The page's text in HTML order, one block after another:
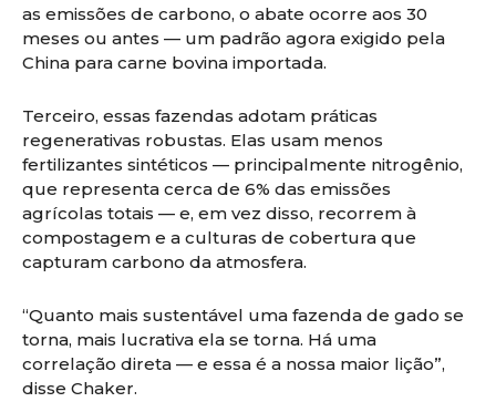
as emissões de carbono, o abate ocorre aos 30
meses ou antes — um padrão agora exigido pela
China para carne bovina importada.
Terceiro, essas fazendas adotam práticas
regenerativas robustas. Elas usam menos
fertilizantes sintéticos — principalmente nitrogênio,
que representa cerca de 6% das emissões
agrícolas totais — e, em vez disso, recorrem à
compostagem e a culturas de cobertura que
capturam carbono da atmosfera.
“Quanto mais sustentável uma fazenda de gado se
torna, mais lucrativa ela se torna. Há uma
correlação direta — e essa é a nossa maior lição”,
disse Chaker.